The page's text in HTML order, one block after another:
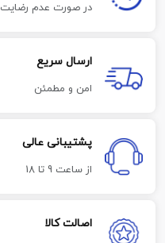
در صورت عدم رضایت
ارسال سریع
امن و مطمئن
پشتیبانی عالی
از ساعت 9 تا 18
اصالت کالا